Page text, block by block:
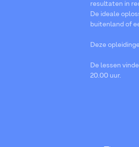
resultaten in
De ideale
buitenland of
Deze
De lessen
20.00 uur.